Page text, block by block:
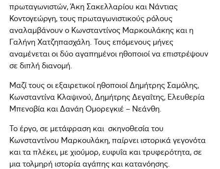
πρωταγωνιστών, Άκη Σακελλαρίου και Νάντιας
Κοντογεώργη, τους πρωταγωνιστικούς ρόλους
αναλαμβάνουν ο Κωνσταντίνος Μαρκουλάκης και η
Γαλήνη Χατζηπασχάλη. Τους επόμενους μήνες
αναμένεται οι δύο αγαπημένοι ηθοποιοί να επιστρέψουν
σε διπλή διανομή.
Μαζί τους οι εξαιρετικοί ηθοποιοί Δημήτρης Σαμόλης,
Κωνσταντίνα Κλαψινού, Δημήτρης Δεγαΐτης, Ελευθερία
Μπενοβία και Δανάη Ομορεγκιέ – Νεάνθη.
Το έργο, σε μετάφραση και σκηνοθεσία του
Κωνσταντίνου Μαρκουλάκη, παίρνει ιστορικά γεγονότα
και τα πλέκει, με χιούμορ, ευφυΐα και τρυφερότητα, σε
μια τολμηρή ιστορία αγάπης και κατανόησης.